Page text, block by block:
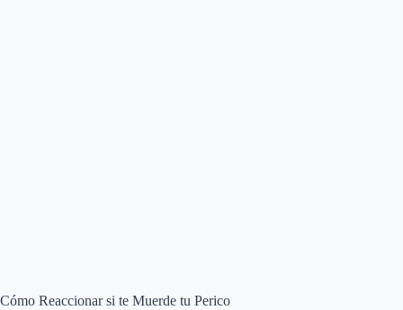
Cómo Reaccionar si te Muerde tu Perico